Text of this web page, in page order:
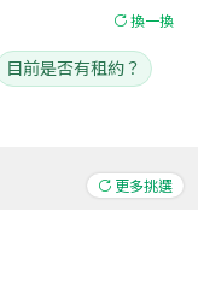
更多挑選
換一換
目前是否有租約？